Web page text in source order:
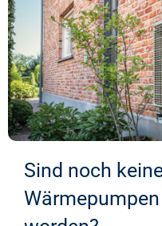
Sind noch